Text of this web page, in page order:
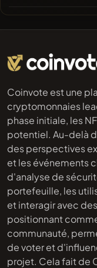
Coinvote est une
cryptomonnaies
phase initiale, les
potentiel. Au-delà
des perspectives
et les événements
d'analyse de
portefeuille, les
et interagir avec
positionnant
communauté,
de voter et
projet. Cela fait de